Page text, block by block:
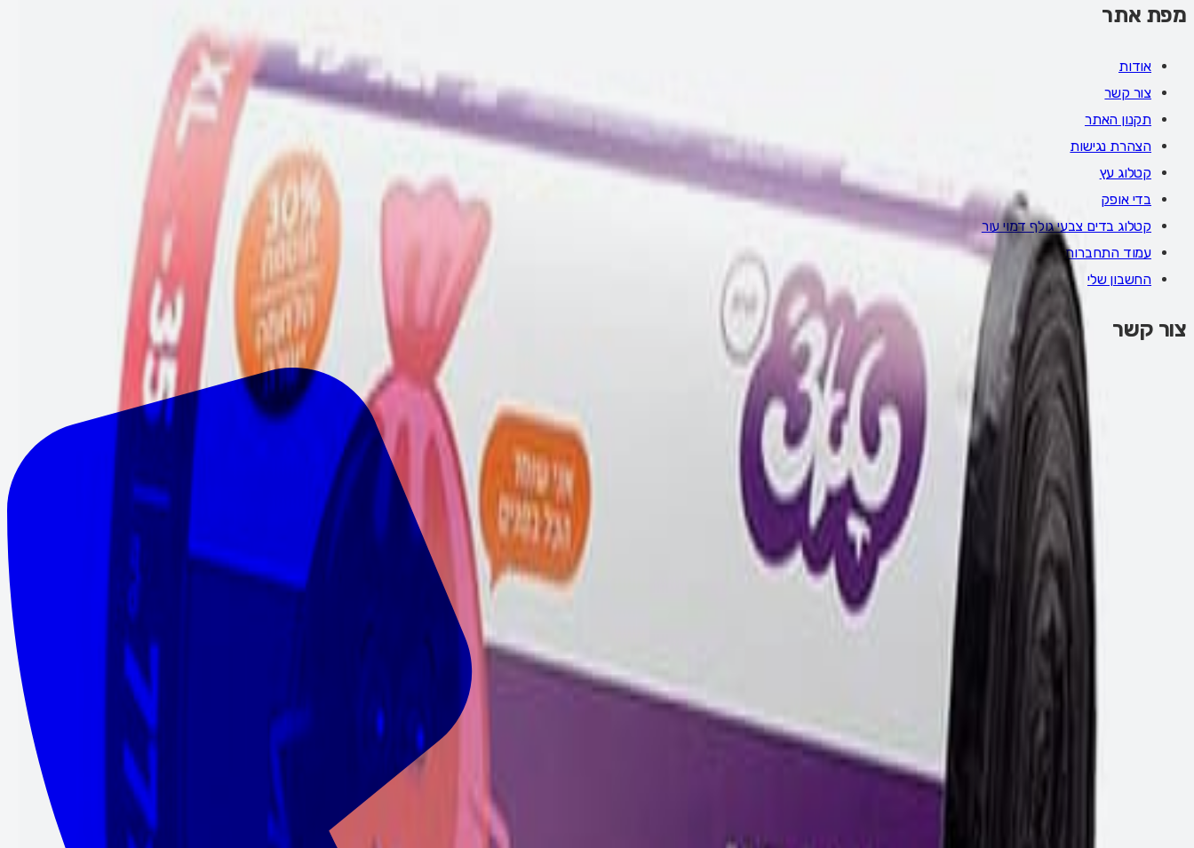
מפת אתר
אודות
צור קשר
תקנון האתר
הצהרת נגישות
קטלוג עץ
בדי אופק
קטלוג בדים צבעי גולף דמוי עור
עמוד התחברות
החשבון שלי
צור קשר